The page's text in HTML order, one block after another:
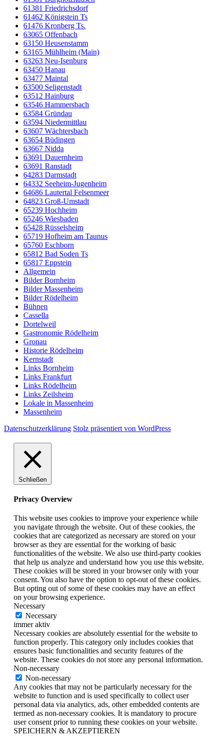
61381 Friedrichsdorf
61462 Königstein Ts
61476 Kronberg Ts.
63065 Offenbach
63150 Heusenstamm
63165 Mühlheim (Main)
63263 Neu-Isenburg
63450 Hanau
63477 Maintal
63500 Seligenstadt
63512 Hainburg
63546 Hammersbach
63584 Gründau
63594 Niedermittlau
63607 Wächtersbach
63654 Büdingen
63667 Nidda
63691 Dauernheim
63691 Ranstadt
64283 Darmstadt
64332 Seeheim-Jugenheim
64686 Lautertal Felsenmeer
64823 Groß-Umstadt
65239 Hochheim
65246 Wiesbaden
65428 Rüsselsheim
65719 Hofheim am Taunus
65760 Eschborn
65812 Bad Soden Ts
65817 Eppstein
Allgemein
Bilder Bornheim
Bilder Massenheim
Bilder Rödelheim
Bühnen
Cassella
Dortelweil
Gastronomie Rödelheim
Gronau
Historie Rödelheim
Kernstadt
Links Bornheim
Links Frankfurt
Links Rödelheim
Links Zeilsheim
Lokale in Massenheim
Massenheim
Datenschutzerklärung Stolz präsentiert von WordPress
Schließen
Privacy Overview
This website uses cookies to improve your experience while
you navigate through the website. Out of these cookies, the
cookies that are categorized as necessary are stored on your
browser as they are essential for the working of basic
functionalities of the website. We also use third-party cookies
that help us analyze and understand how you use this website.
These cookies will be stored in your browser only with your
consent. You also have the option to opt-out of these cookies.
But opting out of some of these cookies may have an effect
on your browsing experience.
Necessary
Necessary
immer aktiv
Necessary cookies are absolutely essential for the website to
function properly. This category only includes cookies that
ensures basic functionalities and security features of the
website. These cookies do not store any personal information.
Non-necessary
Non-necessary
Any cookies that may not be particularly necessary for the
website to function and is used specifically to collect user
personal data via analytics, ads, other embedded contents are
termed as non-necessary cookies. It is mandatory to procure
user consent prior to running these cookies on your website.
SPEICHERN & AKZEPTIEREN